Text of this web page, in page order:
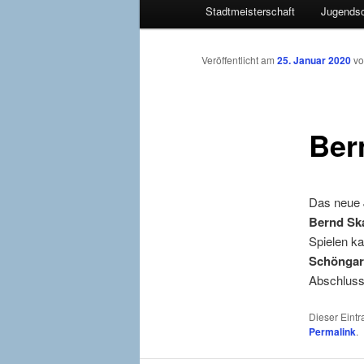
primären
Inhalt
Stadtmeisterschaft
Veröffentlicht am 25. Januar 2020
Das
Bernd
Spielen
Dieser
Permalink.